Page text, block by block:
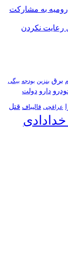
ارومیه به مشارکت
رعایت نکردن
برق بنزین بودجه بیگی
دارو دولت
عراقچی قالیباف قتل